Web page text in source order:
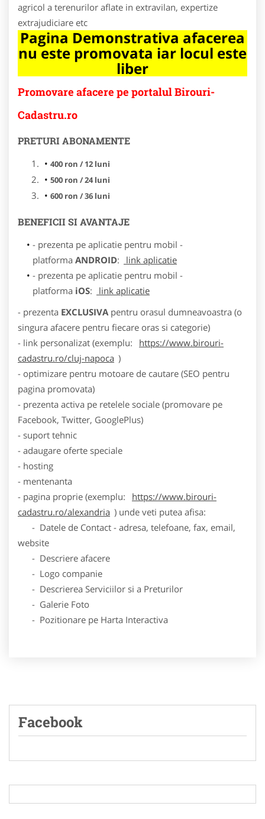
agricol a terenurilor aflate in extravilan, expertize
extrajudiciare etc
Pagina Demonstrativa afacerea
nu este promovata iar locul este
liber
Promovare afacere pe portalul Birouri-
Cadastru.ro
PRETURI ABONAMENTE
400 ron / 12 luni
500 ron / 24 luni
600 ron / 36 luni
BENEFICII SI AVANTAJE
- prezenta pe aplicatie pentru mobil -
platforma ANDROID:
link aplicatie
- prezenta pe aplicatie pentru mobil -
platforma iOS:
link aplicatie
- prezenta EXCLUSIVA pentru orasul dumneavoastra (o
singura afacere pentru fiecare oras si categorie)
- link personalizat (exemplu:
https://www.birouri-
cadastru.ro/cluj-napoca )
- optimizare pentru motoare de cautare (SEO pentru
pagina promovata)
- prezenta activa pe retelele sociale (promovare pe
Facebook, Twitter, GooglePlus)
- suport tehnic
- adaugare oferte speciale
- hosting
- mentenanta
- pagina proprie (exemplu:
https://www.birouri-
cadastru.ro/alexandria ) unde veti putea afisa:
- Datele de Contact - adresa, telefoane, fax, email,
website
- Descriere afacere
- Logo companie
- Descrierea Serviciilor si a Preturilor
- Galerie Foto
- Pozitionare pe Harta Interactiva
Facebook